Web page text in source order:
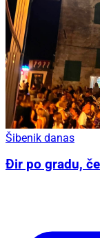
Šibenik danas
Đir po gradu,